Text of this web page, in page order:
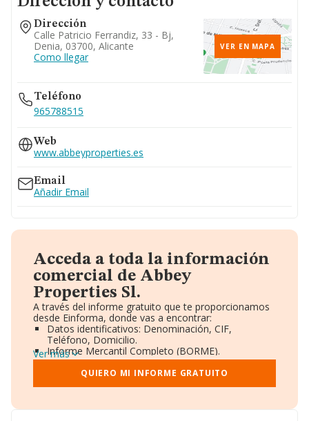
Dirección
Calle Patricio Ferrandiz, 33 - Bj,
Denia, 03700, Alicante
Como llegar
VER EN MAPA
Teléfono
965788515
Web
www.abbeyproperties.es
Email
Añadir Email
Acceda a toda la información
comercial de Abbey
Properties Sl.
A través del informe gratuito que te proporcionamos
desde Einforma, donde vas a encontrar:
Datos identificativos: Denominación, CIF,
Teléfono, Domicilio.
Informe Mercantil Completo (BORME).
Gráficos de Evolución Ventas y Empleados.
Consejo de Administración y Administradores.
Directivos y Ejecutivos.
Ver más
QUIERO MI INFORME GRATUITO